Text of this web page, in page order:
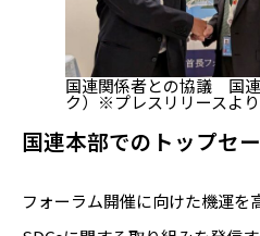
国連関係者との協議 国
ク）※プレスリリースより
国連本部でのトップセ
フォーラム開催に向けた機運を